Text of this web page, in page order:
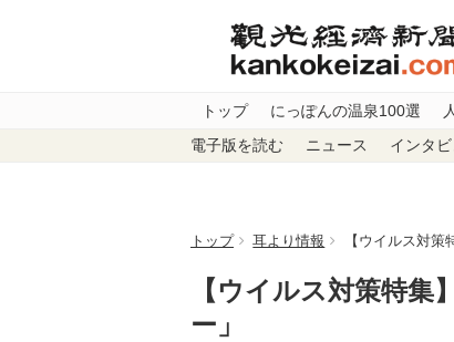
トップ にっぽんの温泉100選
電子版を読む ニュース インタ
トップ 耳より情報 【ウイルス対策
【ウイルス対策特
ー」